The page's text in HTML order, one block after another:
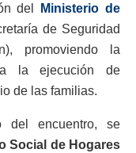
del
Ministerio de
de Seguridad
promoviendo la
a la ejecución de
de las familias.
del encuentro, se
Social de Hogares